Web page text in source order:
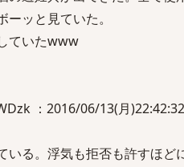
ッと見ていた。
ていたwww
：2016/06/13(月
いる。浮気も拒否も許すほど